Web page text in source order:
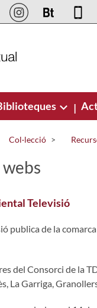
|
Col·lecció
Televisió
publica de la
del Consorci de la
La Garriga,